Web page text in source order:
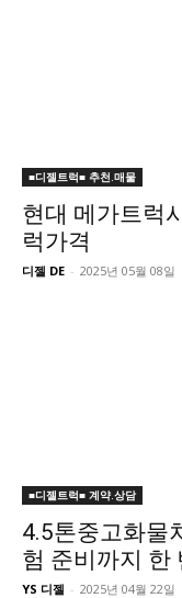
■디젤트럭■ 추천.매물
현대 메가트럭
럭가격
디젤 DE - 2025년 05월 08일
■디젤트럭■ 계약.상담
4.5톤중고화물
험 준비까지 한
YS 디젤 - 2025년 04월 22일